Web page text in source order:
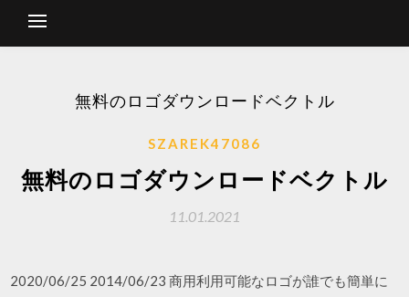
無料のロゴダウンロードベクトル
SZAREK47086
無料のロゴダウンロードベクトル
11.01.2021
2020/06/25 2014/06/23 商用利用可能なロゴが誰でも簡単に